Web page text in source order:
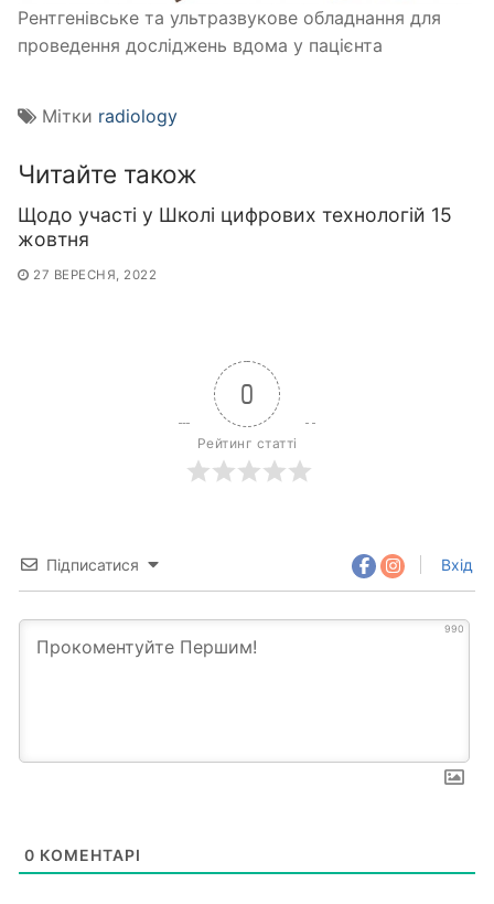
Рентгенівське та ультразвукове обладнання для
проведення досліджень вдома у пацієнта
Мітки radiology
Читайте також
Щодо участі у Школі цифрових технологій 15
жовтня
27 ВЕРЕСНЯ, 2022
0
Рейтинг статті
Підписатися Вхід
990
0 КОМЕНТАРІ